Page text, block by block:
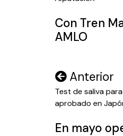
entradas
Con Tren
AMLO
Navegación
de
entradas
Anterior
Test de saliva
aprobado en
En mayo